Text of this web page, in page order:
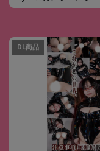
DL商品